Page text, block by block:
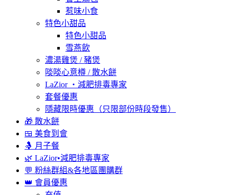
惹味小食
特色小甜品
特色小甜品
雪燕飲
濃湯雞煲 / 豬煲
啖啖心意樽 / 散水餅
LaZior ・減肥排毒專家
套餐優惠
隱藏限時優惠（只限部份時段發售）
🎁 散水餅
🍱 美食到會
🤱 月子餐
🌿 LaZior•減肥排毒專家
💬 粉絲群組&各地區團購群
👑 會員優惠